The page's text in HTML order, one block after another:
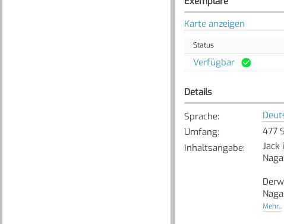
Karte anzeigen
Status
Verfügbar
Details
Sprache:
Umfang:
477
Inhaltsangabe:
Jack
[Mehr...